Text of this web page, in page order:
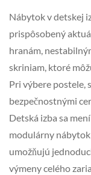
Nábytok v detskej
prispôsobený
hranám,
skriniam, ktoré
Pri výbere postele,
bezpečnostnými
Detská izba sa
modulárny
umožňujú
výmeny celého